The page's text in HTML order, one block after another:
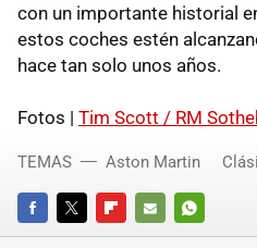
con un importante historial
estos coches estén
hace tan solo unos años.
Fotos | Tim Scott / RM
FACEBOOKTWITTERFLIPBOARD
E-
WHATSAPP
TEMAS Aston Martin